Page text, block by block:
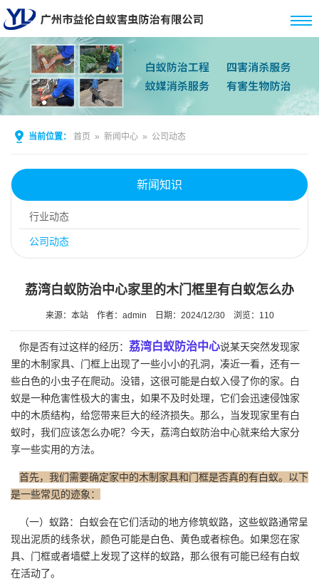
当前位置： 首页 » 新闻中心 » 公司动态
新闻知识
行业动态
公司动态
荔湾白蚁防治中心家里的木门框里有白蚁怎么办
来源：本站 作者：admin 日期：2024/12/30 浏览： 110
你是否有过这样的经历： 荔湾白蚁防治中心说某天突然发现家
里的木制家具、门框上出现了一些小小的孔洞，凑近一看，还有一
些白色的小虫子在爬动。没错，这很可能是白蚁入侵了你的家。白
蚁是一种危害性极大的害虫，如果不及时处理，它们会迅速侵蚀家
中的木质结构，给您带来巨大的经济损失。那么，当发现家里有白
蚁时，我们应该怎么办呢？今天，荔湾白蚁防治中心就来给大家分
享一些实用的方法。
首先，我们需要确定家中的木制家具和门框是否真的有白蚁。以下
是一些常见的迹象：
（一）蚁路：白蚁会在它们活动的地方修筑蚁路，这些蚁路通常呈
现出泥质的线条状，颜色可能是白色、黄色或者棕色。如果您在家
具、门框或者墙壁上发现了这样的蚁路，那么很有可能已经有白蚁
在活动了。